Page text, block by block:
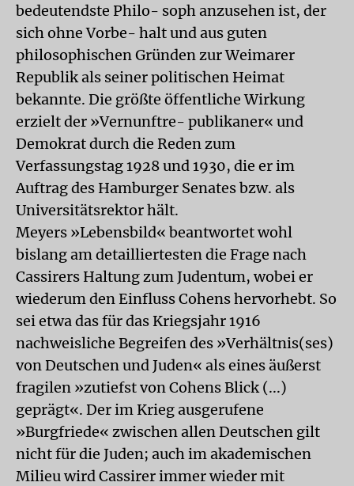
bedeutendste Philo- soph anzusehen ist, der
sich ohne Vorbe- halt und aus guten
philosophischen Gründen zur Weimarer
Republik als seiner politischen Heimat
bekannte. Die größte öffentliche Wirkung
erzielt der »Vernunftre- publikaner« und
Demokrat durch die Reden zum
Verfassungstag 1928 und 1930, die er im
Auftrag des Hamburger Senates bzw. als
Universitätsrektor hält.
Meyers »Lebensbild« beantwortet wohl
bislang am detailliertesten die Frage nach
Cassirers Haltung zum Judentum, wobei er
wiederum den Einfluss Cohens hervorhebt. So
sei etwa das für das Kriegsjahr 1916
nachweisliche Begreifen des »Verhältnis(ses)
von Deutschen und Juden« als eines äußerst
fragilen »zutiefst von Cohens Blick (...)
geprägt«. Der im Krieg ausgerufene
»Burgfriede« zwischen allen Deutschen gilt
nicht für die Juden; auch im akademischen
Milieu wird Cassirer immer wieder mit